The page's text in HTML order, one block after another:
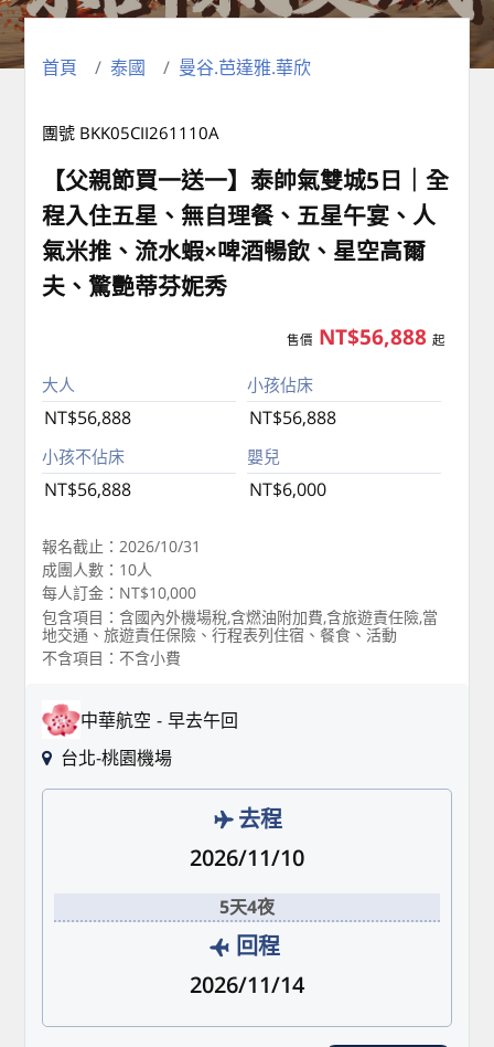
首頁 泰國 曼谷.芭達雅.華欣
團號 BKK05CII261110A
【父親節買一送一】泰帥氣雙城5日｜全
程入住五星、無自理餐、五星午宴、人
氣米推、流水蝦×啤酒暢飲、星空高爾
夫、驚艷蒂芬妮秀
售價 NT$56,888 起
大人
NT$56,888
小孩佔床
NT$56,888
小孩不佔床
NT$56,888
嬰兒
NT$6,000
報名截止：2026/10/31
成團人數：10人
每人訂金：NT$10,000
包含項目：含國內外機場稅,含燃油附加費,含旅遊責任險,當
地交通、旅遊責任保險、行程表列住宿、餐食、活動
不含項目：不含小費
中華航空
早去午回
台北-桃園機場
去程
2026/11/10
5天4夜
回程
2026/11/14